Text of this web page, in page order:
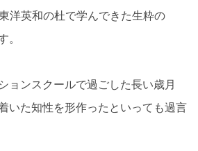
洋英和の杜で学んできた生粋の
。
ョンスクールで過ごした長い歳月
いた知性を形作ったといっても過言